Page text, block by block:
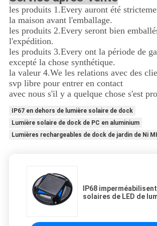
les produits 1.Every auront été
la maison avant l'emballage.
les produits 2.Every seront bien
l'expédition.
les produits 3.Every ont la période de
excepté la chose synthétique.
la valeur 4.We les relations avec des
svp libre pour entrer en contact
avec nous s'il y a quelque chose s'est
IP67 en dehors de lumière solaire de dock
Lumière solaire de dock de PC en aluminium
Lumières rechargeables de dock de jardin de Ni
IP68
solaires de LED de